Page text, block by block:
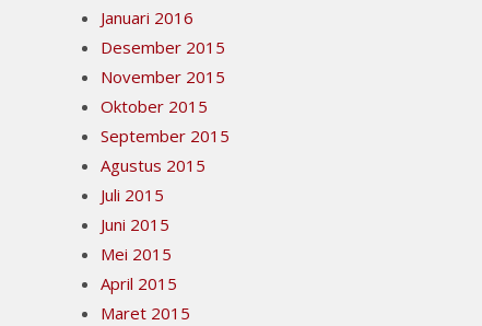
Januari 2016
Desember 2015
November 2015
Oktober 2015
September 2015
Agustus 2015
Juli 2015
Juni 2015
Mei 2015
April 2015
Maret 2015